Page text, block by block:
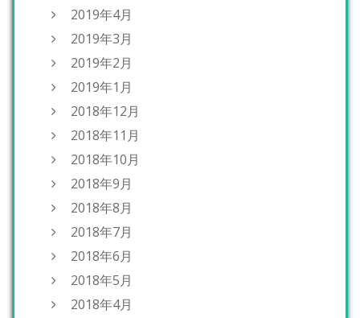
2019年4月
2019年3月
2019年2月
2019年1月
2018年12月
2018年11月
2018年10月
2018年9月
2018年8月
2018年7月
2018年6月
2018年5月
2018年4月